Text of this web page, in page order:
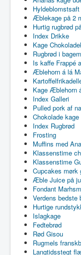
Æblekage på 2
Hurtig rugbrød
Index Drikke
Kage
Rugbrød i
Is kaffe Frappé
Æblehorn á lá
Kage Æblehorn
Index Galleri
Pulled pork af
Chokolade
Index Rugbrød
Frosting
Muffins med
Klassenstime
Klassenstime
Cupcakes mørk
Æble Juice på
Fondant
Verdens
Hurtige
Islagkage
Fedtebrød
Rød Gisou
Rugmels
Langtidsstegt